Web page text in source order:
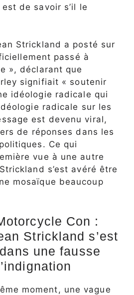
de savoir s’il le
Strickland a posté sur
passé à
», déclarant que
signifiait « soutenir
idéologie radicale qui
radicale sur les
est devenu viral,
de réponses dans les
Ce qui
vue à une autre
s’est avéré être
mosaïque beaucoup
Con :
Strickland s’est
une fausse
moment, une vague